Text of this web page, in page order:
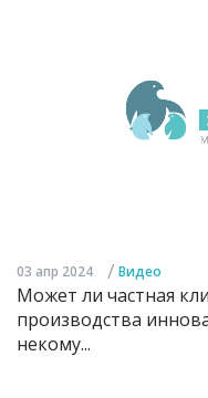
03 апр 2024 / Видео
Может ли частная
производства
некому...